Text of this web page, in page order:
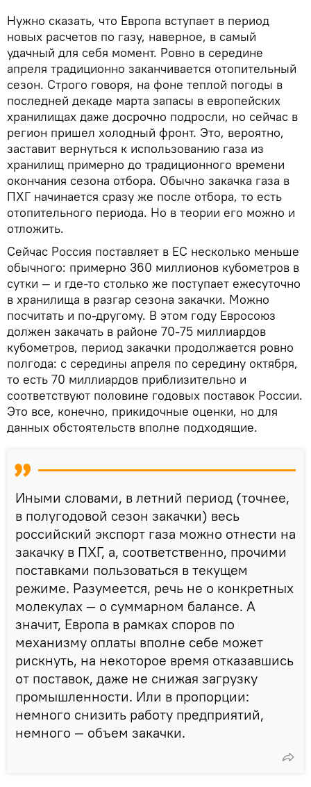
Нужно сказать, что Европа вступает в период
новых расчетов по газу, наверное, в самый
удачный для себя момент. Ровно в середине
апреля традиционно заканчивается отопительный
сезон. Строго говоря, на фоне теплой погоды в
последней декаде марта запасы в европейских
хранилищах даже досрочно подросли, но сейчас в
регион пришел холодный фронт. Это, вероятно,
заставит вернуться к использованию газа из
хранилищ примерно до традиционного времени
окончания сезона отбора. Обычно закачка газа в
ПХГ начинается сразу же после отбора, то есть
отопительного периода. Но в теории его можно и
отложить.
Сейчас Россия поставляет в ЕС несколько меньше
обычного: примерно 360 миллионов кубометров в
сутки — и где-то столько же поступает ежесуточно
в хранилища в разгар сезона закачки. Можно
посчитать и по-другому. В этом году Евросоюз
должен закачать в районе 70-75 миллиардов
кубометров, период закачки продолжается ровно
полгода: с середины апреля по середину октября,
то есть 70 миллиардов приблизительно и
соответствуют половине годовых поставок России.
Это все, конечно, прикидочные оценки, но для
данных обстоятельств вполне подходящие.
Иными словами, в летний период (точнее,
в полугодовой сезон закачки) весь
российский экспорт газа можно отнести на
закачку в ПХГ, а, соответственно, прочими
поставками пользоваться в текущем
режиме. Разумеется, речь не о конкретных
молекулах — о суммарном балансе. А
значит, Европа в рамках споров по
механизму оплаты вполне себе может
рискнуть, на некоторое время отказавшись
от поставок, даже не снижая загрузку
промышленности. Или в пропорции:
немного снизить работу предприятий,
немного — объем закачки.